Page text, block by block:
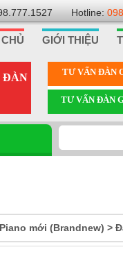
Hotline:
GIỚI THIỆU
ĐÀN TƯ VẤN ÐÀN
TƯ VẤN ÐÀN
Piano mới (Brandnew) >